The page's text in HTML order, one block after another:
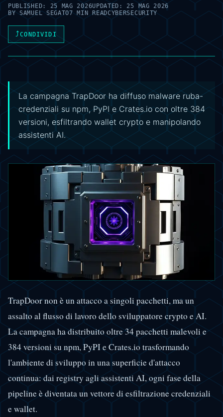
PUBLISHED: 25 MAG 2026UPDATED: 25 MAG 2026
BYSAMUEL SEGATO7 MIN READCYBERSECURITY
⤴CONDIVIDI
La campagna TrapDoor ha diffuso malware ruba-
credenziali su npm, PyPI e Crates.io con oltre 384
versioni, esfiltrando wallet crypto e manipolando
assistenti AI.
TrapDoor non è un attacco a singoli pacchetti, ma un
assalto al flusso di lavoro dello sviluppatore crypto e AI.
La campagna ha distribuito oltre 34 pacchetti malevoli e
384 versioni su npm, PyPI e Crates.io trasformando
l'ambiente di sviluppo in una superficie d'attacco
continua: dai registry agli assistenti AI, ogni fase della
pipeline è diventata un vettore di esfiltrazione credenziali
e wallet.